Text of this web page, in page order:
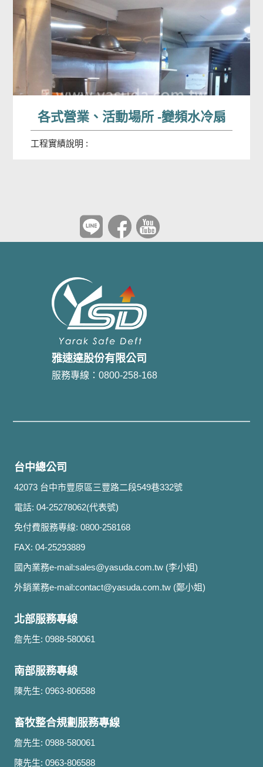
各式營業、活動場所 -變頻水冷扇
工程實績說明 :
雅速達股份有限公司
服務專線：0800-258-168
台中總公司
42073 台中市豐原區三豐路二段549巷332號
電話: 04-25278062(代表號)
免付費服務專線: 0800-258168
FAX: 04-25293889
國內業務e-mail:sales@yasuda.com.tw (李小姐)
外銷業務e-mail:contact@yasuda.com.tw (鄭小姐)
北部服務專線
詹先生: 0988-580061
南部服務專線
陳先生: 0963-806588
畜牧整合規劃服務專線
詹先生: 0988-580061
陳先生: 0963-806588